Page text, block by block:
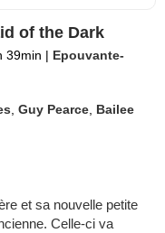
of the Dark
39min | Epouvante-
,Guy Pearce Bailee
et sa nouvelle petite
Celle-ci va